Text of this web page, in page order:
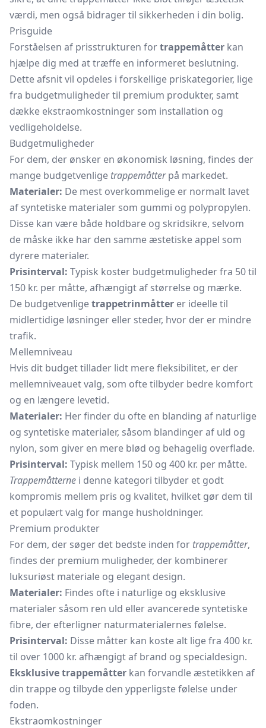
værdi, men også bidrager til sikkerheden i din bolig.
Prisguide
Forståelsen af prisstrukturen fortrappemåtter kan
hjælpe dig med at træffe en informeret beslutning.
Dette afsnit vil opdeles i forskellige priskategorier, lige
fra budgetmuligheder til premium produkter, samt
dække ekstraomkostninger som installation og
vedligeholdelse.
Budgetmuligheder
For dem, der ønsker en økonomisk løsning, findes der
mange budgetvenlige trappemåtterpå markedet.
Materialer: De mest overkommelige er normalt lavet
af syntetiske materialer som gummi og polypropylen.
Disse kan være både holdbare og skridsikre, selvom
de måske ikke har den samme æstetiske appel som
dyrere materialer.
Prisinterval: Typisk koster budgetmuligheder fra 50 til
150 kr. per måtte, afhængigt af størrelse og mærke.
De budgetvenligetrappetrinmåtter er ideelle til
midlertidige løsninger eller steder, hvor der er mindre
trafik.
Mellemniveau
Hvis dit budget tillader lidt mere fleksibilitet, er der
mellemniveauet valg, som ofte tilbyder bedre komfort
og en længere levetid.
Materialer: Her finder du ofte en blanding af naturlige
og syntetiske materialer, såsom blandinger af uld og
nylon, som giver en mere blød og behagelig overflade.
Prisinterval: Typisk mellem 150 og 400 kr. per måtte.
Trappemåtterne i denne kategori tilbyder et godt
kompromis mellem pris og kvalitet, hvilket gør dem til
et populært valg for mange husholdninger.
Premium produkter
For dem, der søger det bedste inden for trappemåtter,
findes der premium muligheder, der kombinerer
luksuriøst materiale og elegant design.
Materialer: Findes ofte i naturlige og eksklusive
materialer såsom ren uld eller avancerede syntetiske
fibre, der efterligner naturmaterialernes følelse.
Prisinterval: Disse måtter kan koste alt lige fra 400 kr.
til over 1000 kr. afhængigt af brand og specialdesign.
Eksklusive trappemåtter kan forvandle æstetikken af
din trappe og tilbyde den ypperligste følelse under
foden.
Ekstraomkostninger